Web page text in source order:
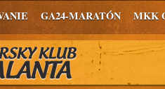
GA24-MARATÓN MKK